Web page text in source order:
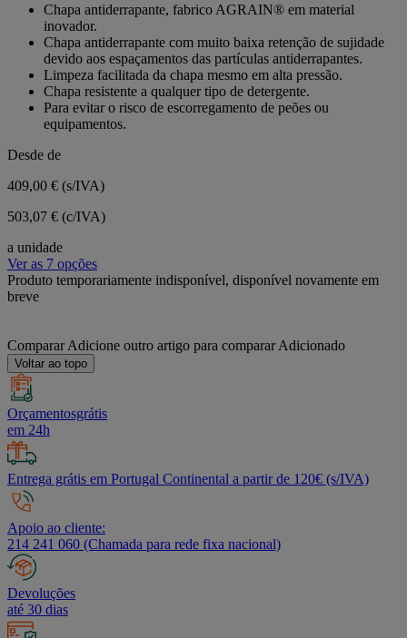
estrelas.
Chapa antiderrapante, fabrico AGRAIN® em material
inovador.
Chapa antiderrapante com muito baixa retenção de sujidade
devido aos espaçamentos das partículas antiderrapantes.
Limpeza facilitada da chapa mesmo em alta pressão.
Chapa resistente a qualquer tipo de detergente.
Para evitar o risco de escorregamento de peões ou
equipamentos.
Desde de
409,00 € (s/IVA)
503,07 € (c/IVA)
a unidade
Ver as 7 opções
Produto temporariamente indisponível, disponível novamente em
breve
Comparar Adicione outro artigo para comparar Adicionado
Voltar ao topo
Orçamentosgrátis
em 24h
Entrega grátis em Portugal Continental a partir de 120€ (s/IVA)
Apoio ao cliente:
214 241 060 (Chamada para rede fixa nacional)
Devoluções
até 30 dias